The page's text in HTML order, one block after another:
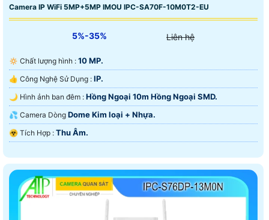
Camera IP WiFi 5MP+5MP IMOU IPC-SA70F-10M0T2-EU
5%-35% Liên hệ
🔅 Chất lượng hình : 10 MP.
👍 Công Nghệ Sử Dụng : IP.
🌙 Hình ảnh ban đêm : Hồng Ngoại 10m Hồng Ngoại SMD.
💦 Camera Dòng Dome Kim loại + Nhựa.
️☣️ Tích Hợp : Thu Âm.